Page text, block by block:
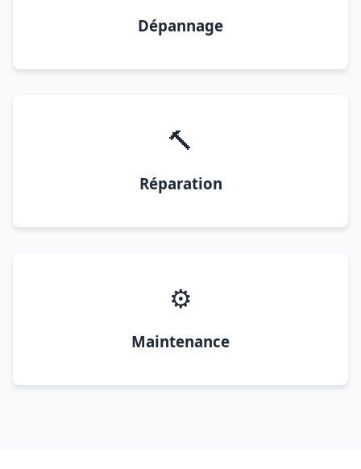
Dépannage
🔨
Réparation
⚙️
Maintenance